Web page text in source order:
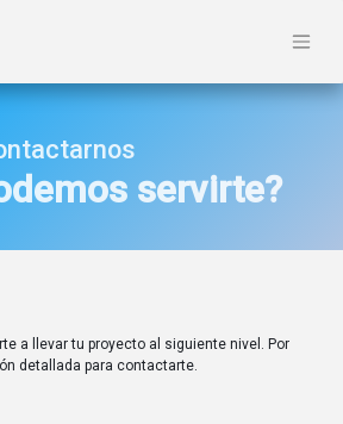
servirte?
a llevar tu proyecto al siguiente nivel. Por
detallada para contactarte.